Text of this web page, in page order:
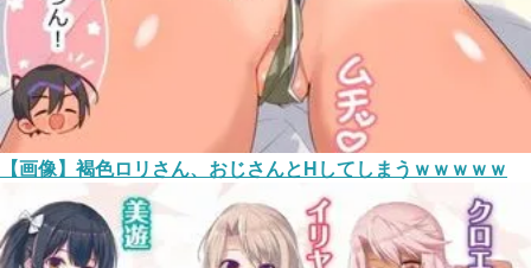
【画像】褐色ロリさん、おじさんとHしてしまうｗｗｗｗｗ